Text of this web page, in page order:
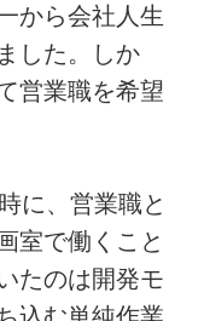
から会社人生
した。しか
営業職を希望
に、営業職と
室で働くこと
たのは開発モ